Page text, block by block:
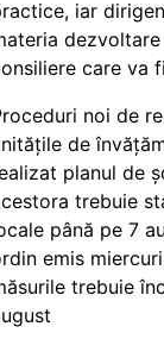
iar
care va
noi de
de
planul de
trebuie
până pe 7
emis
trebuie